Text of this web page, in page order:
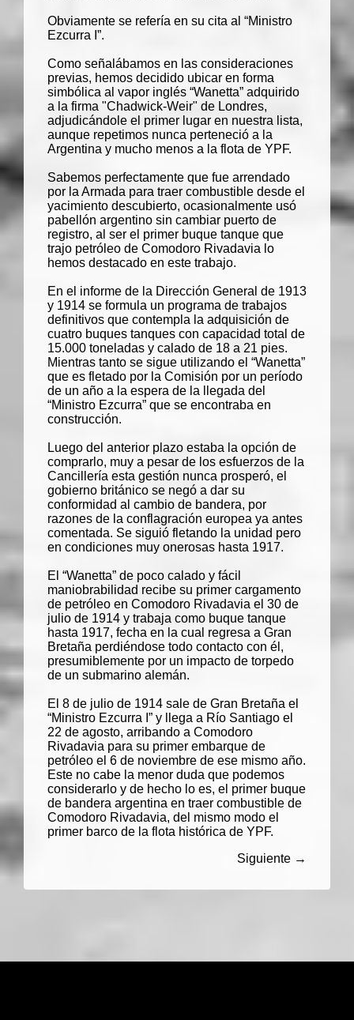
Obviamente se refería en su cita al “Ministro
Ezcurra I ”.
Como señalábamos en las consideraciones
previas, hemos decidido ubicar en forma
simbólica al vapor inglés “Wanetta” adquirido
a la firma "Chadwick-Weir" de Londres,
adjudicándole el primer lugar en nuestra lista,
aunque repetimos nunca perteneció a la
Argentina y mucho menos a la flota de YPF.
Sabemos perfectamente que fue arrendado
por la Armada para traer combustible desde el
yacimiento descubierto, ocasionalmente usó
pabellón argentino sin cambiar puerto de
registro, al ser el primer buque tanque que
trajo petróleo de Comodoro Rivadavia lo
hemos destacado en este trabajo.
En el informe de la Dirección General de 1913
y 1914 se formula un programa de trabajos
definitivos que contempla la adquisición de
cuatro buques tanques con capacidad total de
15.000 toneladas y calado de 18 a 21 pies.
Mientras tanto se sigue utilizando el “Wanetta”
que es fletado por la Comisión por un período
de un año a la espera de la llegada del
“Ministro Ezcurra” que se encontraba en
construcción.
Luego del anterior plazo estaba la opción de
comprarlo, muy a pesar de los esfuerzos de la
Cancillería esta gestión nunca prosperó, el
gobierno británico se negó a dar su
conformidad al cambio de bandera, por
razones de la conflagración europea ya antes
comentada. Se siguió fletando la unidad pero
en condiciones muy onerosas hasta 1917.
El “Wanetta” de poco calado y fácil
maniobrabilidad recibe su primer cargamento
de petróleo en Comodoro Rivadavia el 30 de
julio de 1914 y trabaja como buque tanque
hasta 1917, fecha en la cual regresa a Gran
Bretaña perdiéndose todo contacto con él,
presumiblemente por un impacto de torpedo
de un submarino alemán.
El 8 de julio de 1914 sale de Gran Bretaña el
“Ministro Ezcurra I ” y llega a Río Santiago el
22 de agosto, arribando a Comodoro
Rivadavia para su primer embarque de
petróleo el 6 de noviembre de ese mismo año.
Este no cabe la menor duda que podemos
considerarlo y de hecho lo es, el primer buque
de bandera argentina en traer combustible de
Comodoro Rivadavia, del mismo modo el
primer barco de la flota histórica de YPF.
Siguiente →